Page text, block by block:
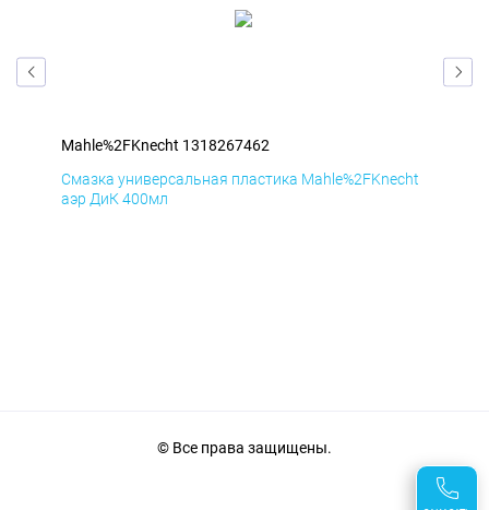
Mahle%2FKnecht 1318267462
Смазка универсальная пластика Mahle%2FKnecht
аэр ДиК 400мл
© Все права защищены.